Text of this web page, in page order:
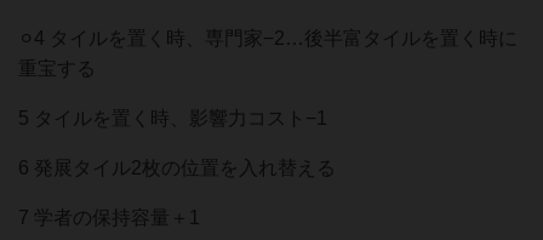
⚪︎4 タイルを置く時、専門家−2…後半富タイルを置く時に
重宝する
5 タイルを置く時、影響力コスト−1
6 発展タイル2枚の位置を入れ替える
7 学者の保持容量＋1